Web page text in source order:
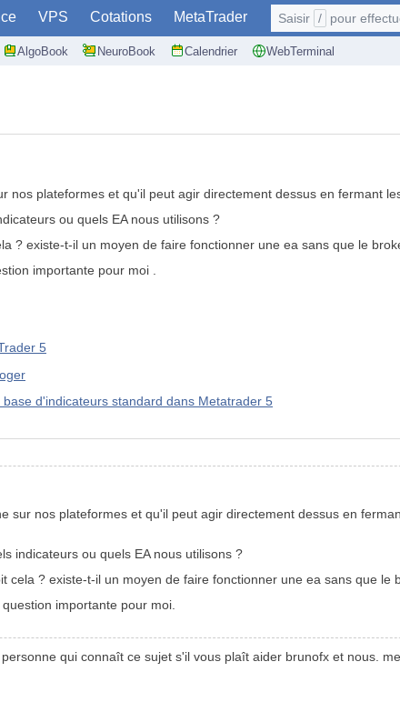
VPS Cotations MetaTrader
AlgoBook NeuroBook Calendrier WebTerminal
Saisir / pour effectuer la
nos plateformes et qu'il peut agir directement dessus en fermant
ou quels EA nous utilisons ?
? existe-t-il un moyen de faire fonctionner une ea sans que le
importante pour moi .
5
d'indicateurs standard dans Metatrader 5
sur nos plateformes et qu'il peut agir directement dessus en
indicateurs ou quels EA nous utilisons ?
cela ? existe-t-il un moyen de faire fonctionner une ea sans que le
importante pour moi.
qui connaît ce sujet s'il vous plaît aider brunofx et nous.